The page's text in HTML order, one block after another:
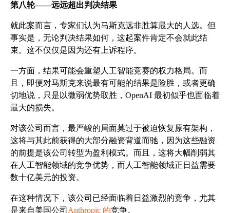
第八轮——远远超出判决结果
就此案而言，专家们认为马斯克远非胜算最大的人选。但
事实是，无论判决结果如何，这起案件肯定不会就此结
束。这不仅仅是因为还有上诉程序。
一方面，结果可能会重塑人工智能竞赛的权力格局。而
且，即便对马斯克来说最有可能的结果是险胜，或者更确
切地说，只是以微弱优势取胜，OpenAI 最初似乎也面临着
最大的损失。
对该公司而言，最严峻的局面莫过于被迫恢复原有架构，
这将与其此前获得的大部分融资背道而驰，因为这些融资
的前提是该公司转型为盈利模式。而且，这将大幅削弱其
在人工智能领域的竞争优势，而人工智能领域正日益需要
数十亿美元的投资。
在这种情况下，该公司已经面临着日益激烈的竞争，尤其
是来自美国公司 Anthropic 的竞争。